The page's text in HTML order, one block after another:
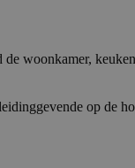
woonkamer,
op de